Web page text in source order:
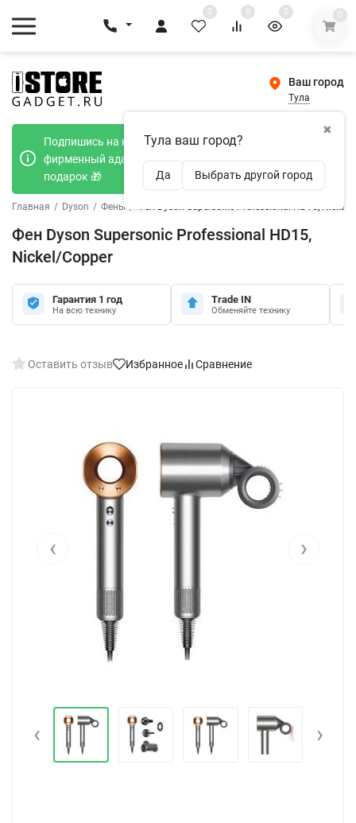
0 0 0 0
Ваш город
Тула
✖
Тула ваш город?
Да Выбрать другой город
Подпишись на наш телеграмм канал и получи
фирменный адаптер Type-C 20W при покупке в
подарок 🎁
Главная / Dyson / Фены / Фен Dyson Supersonic Professional HD15, Nickel/
Фен Dyson Supersonic Professional HD15,
Nickel/Copper
Гарантия 1 год
На всю технику
Trade IN
Обменяйте технику
Оставить отзыв Избранное Сравнение
‹ ›
‹ ›